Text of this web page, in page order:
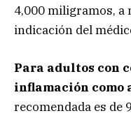
4,000 miligramos, a
indicación del
Para adultos con
inflamación
recomendada es de